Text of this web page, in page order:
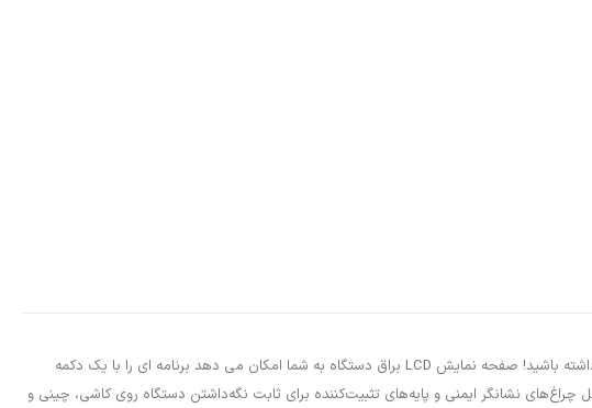
گرمکن حوله حمام LiveFine Towel Warmer | Large Bucket Style Luxury Heater با تایمر قابل تنظیم آسان 15 دقیقه ای | همیشه گرمی در دست داشته باشید! صفحه نمایش LCD براق دستگاه به شما امکان می دهد برنامه ای را با یک دکمه
شامل چراغ‌های نشانگر ایمنی و پایه‌های تثبیت‌کننده برای ثابت نگه‌داشتن دستگاه روی کاشی، چینی و